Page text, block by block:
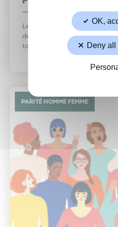
Le 30 avril , c’est les
de l’école de musique. À
tarification s’appliquera au taux
PARITÉ HOMME FEMME
OK,
Deny